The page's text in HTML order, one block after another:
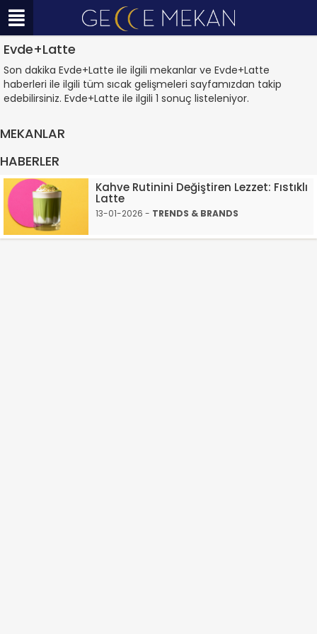
Evde+Latte
Son dakika Evde+Latte ile ilgili mekanlar ve Evde+Latte
haberleri ile ilgili tüm sıcak gelişmeleri sayfamızdan takip
edebilirsiniz. Evde+Latte ile ilgili 1 sonuç listeleniyor.
MEKANLAR
HABERLER
Kahve Rutinini Değiştiren Lezzet: Fıstıklı
Latte
13-01-2026 - TRENDS & BRANDS